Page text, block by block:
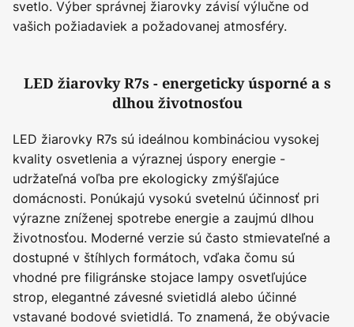
svetlo. Výber správnej žiarovky závisí výlučne od
vašich požiadaviek a požadovanej atmosféry.
LED žiarovky R7s - energeticky úsporné a s
dlhou životnosťou
LED žiarovky R7s sú ideálnou kombináciou vysokej
kvality osvetlenia a výraznej úspory energie -
udržateľná voľba pre ekologicky zmýšľajúce
domácnosti. Ponúkajú vysokú svetelnú účinnosť pri
výrazne zníženej spotrebe energie a zaujmú dlhou
životnosťou. Moderné verzie sú často stmievateľné a
dostupné v štíhlych formátoch, vďaka čomu sú
vhodné pre filigránske stojace lampy osvetľujúce
strop, elegantné závesné svietidlá alebo účinné
vstavané bodové svietidlá. To znamená, že obývacie